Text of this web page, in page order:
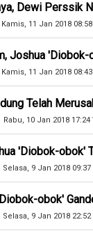
Dewi Perssik
Kamis, 11 Jan 2018 08:58
Joshua
Kamis, 11 Jan 2018 08:43
Telah
Rabu, 10 Jan 2018 17:24
'Diobok-obok'
Selasa, 9 Jan 2018 09:37
obok'
Selasa, 9 Jan 2018 22:52